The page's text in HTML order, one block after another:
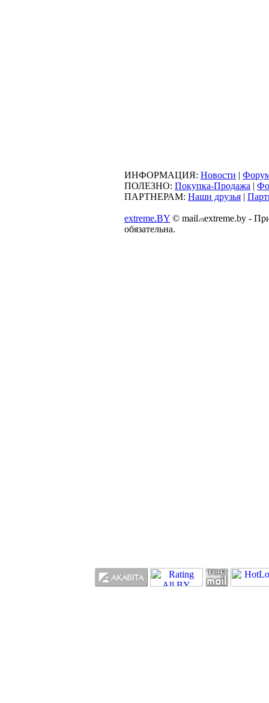
ИНФОРМАЦИЯ: Новости |
ПОЛЕЗНО: Покупка-Продажа |
ПАРТНЕРАМ: Наши друзья |
extreme.BY © mail
extreme.by -
обязательна.